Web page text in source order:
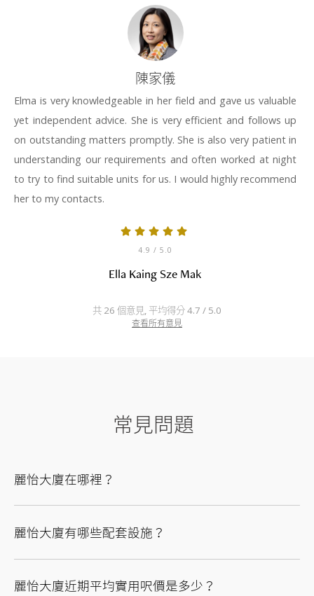
陳家儀
Elma is very knowledgeable in her field and gave us valuable
yet independent advice. She is very efficient and follows up
on outstanding matters promptly. She is also very patient in
understanding our requirements and often worked at night
to try to find suitable units for us. I would highly recommend
her to my contacts.
4.9 / 5.0
Ella Kaing Sze Mak
共 26 個意見, 平均得分 4.7 / 5.0
查看所有意見
常見問題
麗怡大廈在哪裡？
麗怡大廈有哪些配套設施？
麗怡大廈近期平均實用呎價是多少？